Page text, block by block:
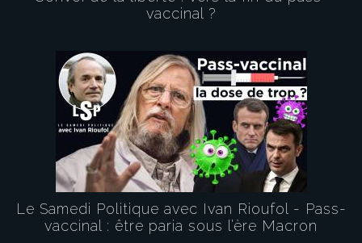
vaccinal ?
Le Samedi Politique avec Ivan Rioufol - Pass-
vaccinal : être paria sous l’ère Macron